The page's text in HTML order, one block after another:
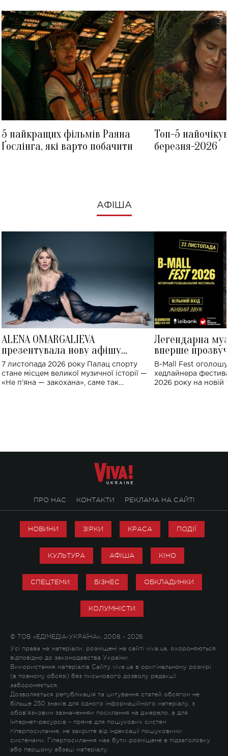
5 найкращих фільмів Раяна
Ґослінга, які варто побачити
Топ-5
березня-2026
АФІША
ALENA OMARGALIEVA
презентувала нову афішу
великого концерту в Палаці
спорту
7 листопада 2026 року Палац спорту
стане місцем великої музичної історії —
«Не пʼяна — закохана», саме так
Легендарна
вперше
Україні: де
B-Mall Fest
хедлайнера
2026 року на новій
ПРО НАС КОНТАКТИ РЕКЛАМА НА САЙТІ
НОВИНИ ЗІРКИ КРАСА ПОДІЇ
КУЛЬТУРА АФІША КІНО
СПЕЦТЕМИ БІЗНЕС ОБКЛАДИНКИ
КОЛУМНІСТИ
© ТОВ «ЕДІМЕДІА-УКРАЇНА», 2008 - 2026
Усі права на матеріали, розміщені на сайті viva.ua, охороняються
відповідно до законодавства України.
Використання матеріалів Сайту viva.ua в оригінальному розмірі
(в повному обсязі) без письмового дозволу редакції
забороняється.
Дозволяється републікація та цитування статей обсягом не
більше 250 знаків для одного інформаційного матеріалу, з
обов'язковим зазначенням посилання на джерело, а для
Інтернет-ресурсів – пряме для пошукових систем
гіперпосилання, не закрите від індексації пошуковими
системами. Гіперпосилання має бути розміщене в підзаголовку
або першому абзаці матеріалу.